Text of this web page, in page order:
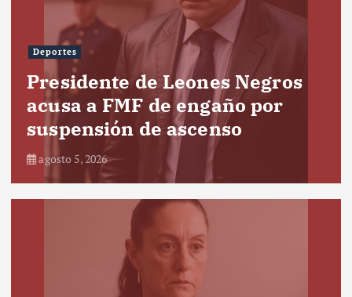
Deportes
Presidente de Leones Negros
acusa a FMF de engaño por
suspensión de ascenso
agosto 5, 2026